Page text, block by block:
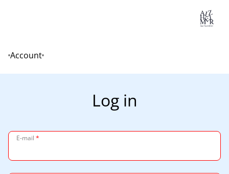
Home
Account
Log in
E-mail *